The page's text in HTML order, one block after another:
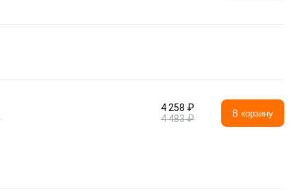
4 258 ₽
4 483 ₽
В корзину